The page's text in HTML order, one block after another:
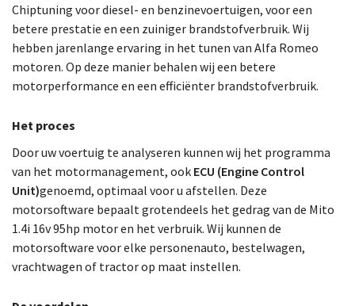
Chiptuning voor diesel- en benzinevoertuigen, voor een
betere prestatie en een zuiniger brandstofverbruik. Wij
hebben jarenlange ervaring in het tunen van Alfa Romeo
motoren. Op deze manier behalen wij een betere
motorperformance en een efficiënter brandstofverbruik.
Het proces
Door uw voertuig te analyseren kunnen wij het programma
van het motormanagement, ook ECU (Engine Control
Unit)genoemd, optimaal voor u afstellen. Deze
motorsoftware bepaalt grotendeels het gedrag van de Mito
1.4i 16v 95hp motor en het verbruik. Wij kunnen de
motorsoftware voor elke personenauto, bestelwagen,
vrachtwagen of tractor op maat instellen.